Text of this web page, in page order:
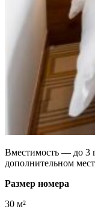
Вместимость — до 3
дополнительном
Размер номера
30 м²